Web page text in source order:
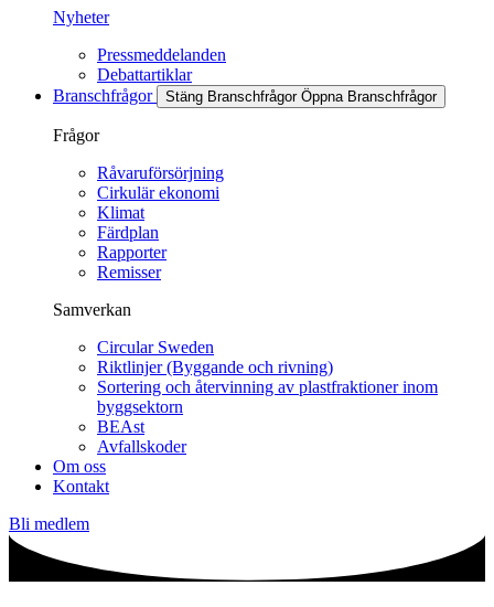
Nyheter
Pressmeddelanden
Debattartiklar
Branschfrågor
Stäng Branschfrågor Öppna Branschfrågor
Frågor
Råvaruförsörjning
Cirkulär ekonomi
Klimat
Färdplan
Rapporter
Remisser
Samverkan
Circular Sweden
Riktlinjer (Byggande och rivning)
Sortering och återvinning av plastfraktioner inom
byggsektorn
BEAst
Avfallskoder
Om oss
Kontakt
Bli medlem